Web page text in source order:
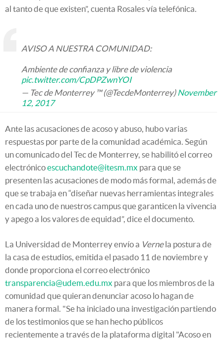
al tanto de que existen”, cuenta Rosales vía telefónica.
AVISO A NUESTRA COMUNIDAD:
Ambiente de confianza y libre de violencia
pic.twitter.com/CpDPZwnYOI
— Tec de Monterrey ™ (@TecdeMonterrey)November
12, 2017
Ante las acusaciones de acoso y abuso, hubo varias
respuestas por parte de la comunidad académica. Según
un comunicado del Tec de Monterrey, se habilitó el correo
electrónicoescuchandote@itesm.mx para que se
presenten las acusaciones de modo más formal, además de
que se trabaja en “diseñar nuevas herramientas integrales
en cada uno de nuestros campus que garanticen la vivencia
y apego a los valores de equidad”, dice el documento.
La Universidad de Monterrey envío a Vernela postura de
la casa de estudios, emitida el pasado 11 de noviembre y
donde proporciona el correo electrónico
transparencia@udem.edu.mx para que los miembros de la
comunidad que quieran denunciar acoso lo hagan de
manera formal. "Se ha iniciado una investigación partiendo
de los testimonios que se han hecho públicos
recientemente a través de la plataforma digital "Acoso en